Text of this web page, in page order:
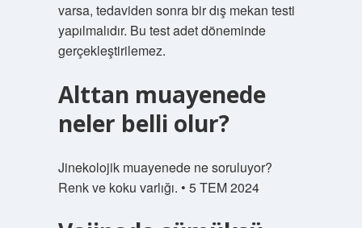
varsa, tedaviden sonra bir dış mekan testi
yapılmalıdır. Bu test adet döneminde
gerçekleştirilemez.
Alttan muayenede
neler belli olur?
Jinekolojik muayenede ne soruluyor?
Renk ve koku varlığı. • 5 TEM 2024